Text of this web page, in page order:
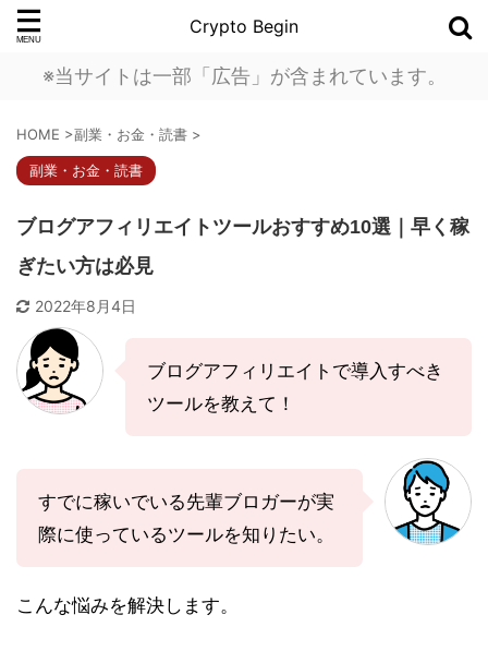
Crypto Begin
※当サイトは一部「広告」が含まれています。
HOME >副業・お金・読書 >
副業・お金・読書
ブログアフィリエイトツールおすすめ10選｜早く稼
ぎたい方は必見
2022年8月4日
ブログアフィリエイトで導入すべき
ツールを教えて！
すでに稼いでいる先輩ブロガーが実
際に使っているツールを知りたい。
こんな悩みを解決します。